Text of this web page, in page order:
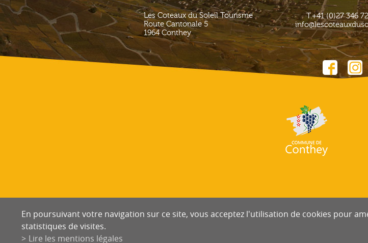
Les Coteaux du Soleil Tourisme
Route Cantonale 5
1964 Conthey
T.+41 (0)27 346
En poursuivant votre navigation sur ce site, vous acceptez l'utilisation de cookies pour
statistiques de visites.
Lire les mentions légales